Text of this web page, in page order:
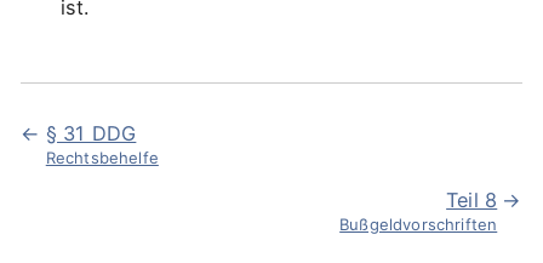
ist.
§ 31 DDG
Rechtsbehelfe
Teil 8
Bußgeldvorschriften